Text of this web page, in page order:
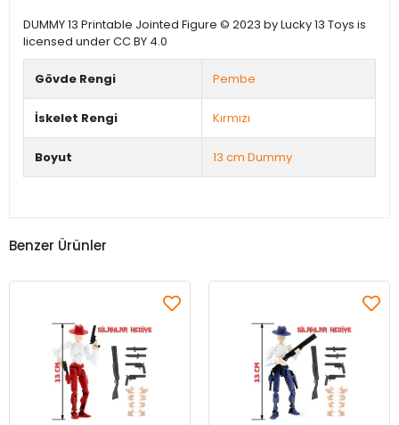
DUMMY 13 Printable Jointed Figure © 2023 by Lucky 13 Toys is
licensed under CC BY 4.0
Gövde Rengi Pembe
İskelet Rengi Kırmızı
Boyut 13 cm Dummy
Benzer Ürünler